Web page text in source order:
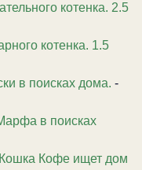
котенка. 2.5
котенка. 1.5
в поисках дома. -
в поисках
Кофе ищет дом